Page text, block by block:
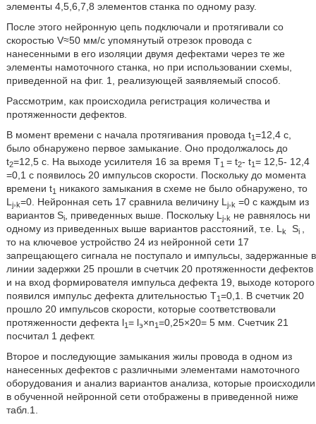
элементы 4,5,6,7,8 элементов станка по одному разу.
После этого нейронную цепь подключали и протягивали со
скоростью V≈50 мм/с упомянутый отрезок провода с
нанесенными в его изоляции двумя дефектами через те же
элементы намоточного станка, но при использовании схемы,
приведенной на фиг. 1, реализующей заявляемый способ.
Рассмотрим, как происходила регистрация количества и
протяженности дефектов.
В момент времени с начала протягивания провода t1=12,4 с,
было обнаружено первое замыкание. Оно продолжалось до
t2=12,5 с. На выходе усилителя 16 за время Т1 = t2- t1= 12,5- 12,4
=0,1 с появилось 20 импульсов скорости. Поскольку до момента
времени t1 никакого замыкания в схеме не было обнаружено, то
Lj,k=0. Нейронная сеть 17 сравнила величину Lj,k =0 с каждым из
вариантов Si, приведенных выше. Поскольку Lj,k не равнялось ни
одному из приведенных выше вариантов расстояний, т.е. Lk Si ,
то на ключевое устройство 24 из нейронной сети 17
запрещающего сигнала не поступало и импульсы, задержанные в
линии задержки 25 прошли в счетчик 20 протяженности дефектов
и на вход формирователя импульса дефекта 19, выходе которого
появился импульс дефекта длительностью Т1=0,1. В счетчик 20
прошло 20 импульсов скорости, которые соответствовали
протяженности дефекта l1= lэ×n1=0,25×20= 5 мм. Счетчик 21
посчитал 1 дефект.
Второе и последующие замыкания жилы провода в одном из
нанесенных дефектов с различными элементами намоточного
оборудования и анализ вариантов анализа, которые происходили
в обученной нейронной сети отображены в приведенной ниже
табл.1.